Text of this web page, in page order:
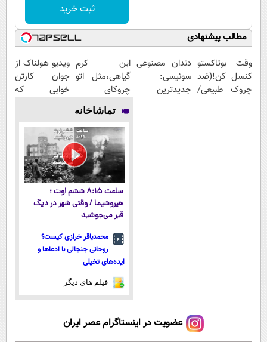
ثبت خرید
مطالب پیشنهادی
وقت بوتاکستو
کنسل کن!(ضد
چروک طبیعی/
دندان مصنوعی
سوئیسی:
جدیدترین
این کرم
گیاهی،مثل اتو
چروکای
پوستتوصاف
میکنه!50%تخفیف
ویدیو هولناک از
جوان کارتن
خوابی که
تماشاخانه
ساعت ۸:۱۵ ششم اوت ؛
هیروشیما / وقتی شهر در دیگ
قیر می‌جوشید
محمدباقر خرازی کیست؟
روحانی جنجالی با ادعاها و
ایده‌های تخیلی
فیلم های دیگر
عضویت در اینستاگرام عصر ایران